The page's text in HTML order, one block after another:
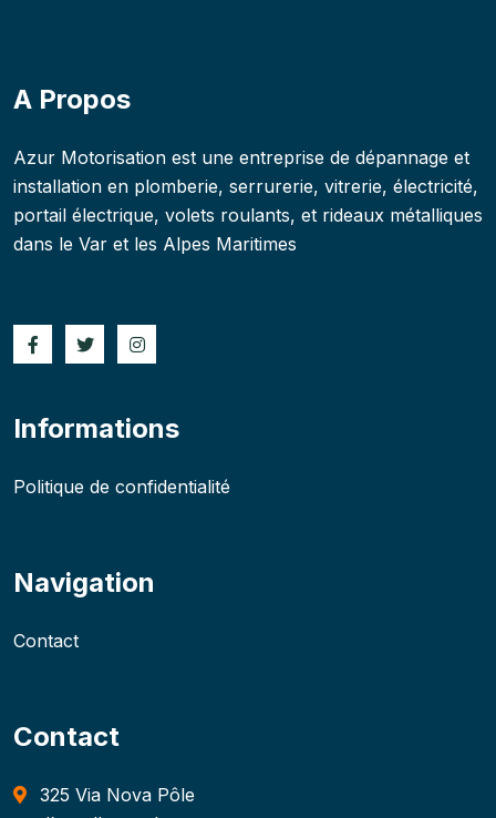
A Propos
Azur Motorisation est une entreprise de dépannage et
installation en plomberie, serrurerie, vitrerie, électricité,
portail électrique, volets roulants, et rideaux métalliques
dans le Var et les Alpes Maritimes
Informations
Politique de confidentialité
Navigation
Contact
Contact
325 Via Nova Pôle